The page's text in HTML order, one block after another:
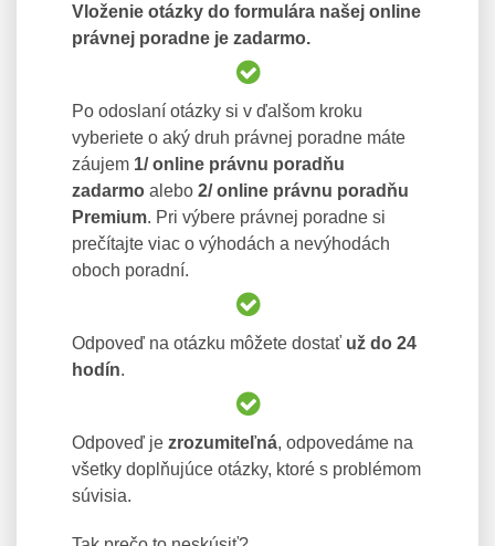
Vloženie otázky do formulára našej online
právnej poradne je zadarmo.
Po odoslaní otázky si v ďalšom kroku
vyberiete o aký druh právnej poradne máte
záujem 1/ online právnu poradňu
zadarmo alebo 2/ online právnu poradňu
Premium. Pri výbere právnej poradne si
prečítajte viac o výhodách a nevýhodách
oboch poradní.
Odpoveď na otázku môžete dostať už do 24
hodín.
Odpoveď je zrozumiteľná, odpovedáme na
všetky doplňujúce otázky, ktoré s problémom
súvisia.